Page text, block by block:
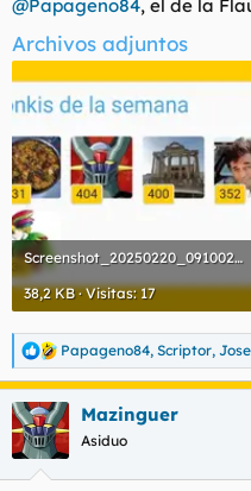
@Papageno84, el de la
Archivos adjuntos
Screenshot_20250220_091002_Samsung Internet.webp
38,2 KB · Visitas: 17
R
e
a
c
c
i
Papageno84, Scriptor,
Mazinguer
Asiduo